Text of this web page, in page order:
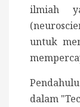
ilmiah
untuk
dalam